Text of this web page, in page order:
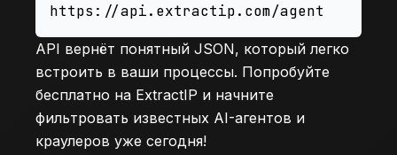
API вернёт понятный JSON, который легко
встроить в ваши процессы. Попробуйте
бесплатно на ExtractIP и начните
фильтровать известных AI-агентов и
краулеров уже сегодня!